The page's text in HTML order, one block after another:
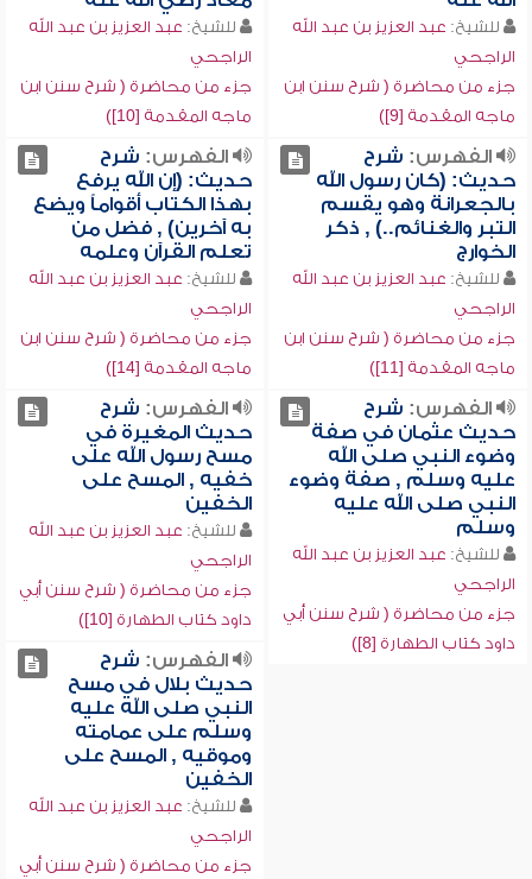
للشيخ: عبد العزيز بن عبد الله
الراجحي
جزء من محاضرة ( شرح سنن ابن
ماجه المقدمة [9])
للشيخ: عبد العزيز بن عبد الله
الراجحي
جزء من محاضرة ( شرح سنن ابن
ماجه المقدمة [10])
الفهرس: شرح
حديث: (كان رسول الله
بالجعرانة وهو يقسم
التبر والغنائم..) , ذكر
الخوارج
للشيخ: عبد العزيز بن عبد الله
الراجحي
جزء من محاضرة ( شرح سنن ابن
ماجه المقدمة [11])
الفهرس: شرح
حديث: (إن الله يرفع
بهذا الكتاب أقواماً ويضع
به آخرين) , فضل من
تعلم القرآن وعلمه
للشيخ: عبد العزيز بن عبد الله
الراجحي
جزء من محاضرة ( شرح سنن ابن
ماجه المقدمة [14])
الفهرس: شرح
حديث عثمان في صفة
وضوء النبي صلى الله
عليه وسلم , صفة وضوء
النبي صلى الله عليه
وسلم
للشيخ: عبد العزيز بن عبد الله
الراجحي
جزء من محاضرة ( شرح سنن أبي
داود كتاب الطهارة [8])
الفهرس: شرح
حديث المغيرة في
مسح رسول الله على
خفيه , المسح على
الخفين
للشيخ: عبد العزيز بن عبد الله
الراجحي
جزء من محاضرة ( شرح سنن أبي
داود كتاب الطهارة [10])
الفهرس: شرح
حديث بلال في مسح
النبي صلى الله عليه
وسلم على عمامته
وموقيه , المسح على
الخفين
للشيخ: عبد العزيز بن عبد الله
الراجحي
جزء من محاضرة ( شرح سنن أبي